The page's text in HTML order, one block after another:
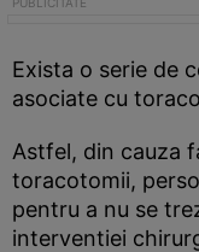
Exista o serie de
asociate cu
Astfel, din cauza
toracotomii,
pentru a nu se
interventiei